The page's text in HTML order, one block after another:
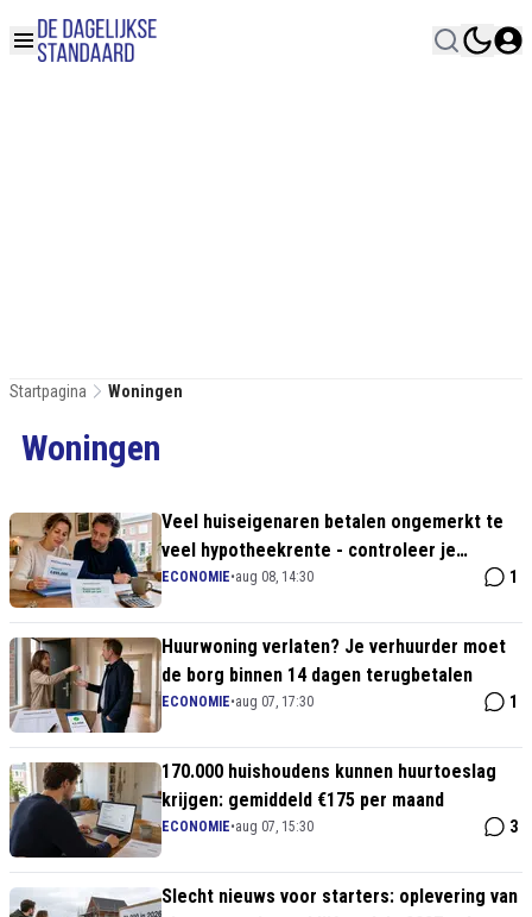
Startpagina Woningen
Woningen
Veel huiseigenaren betalen ongemerkt te
veel hypotheekrente - controleer je
risicoklasse
ECONOMIE•aug 08, 14:30 1
Huurwoning verlaten? Je verhuurder moet
de borg binnen 14 dagen terugbetalen
ECONOMIE•aug 07, 17:30 1
170.000 huishoudens kunnen huurtoeslag
krijgen: gemiddeld €175 per maand
ECONOMIE•aug 07, 15:30 3
Slecht nieuws voor starters: oplevering van